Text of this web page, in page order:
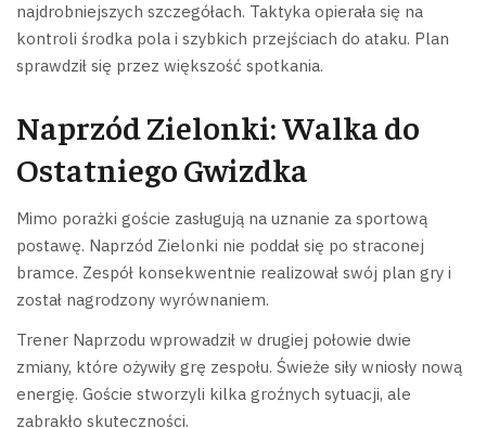
najdrobniejszych szczegółach. Taktyka opierała się na
kontroli środka pola i szybkich przejściach do ataku. Plan
sprawdził się przez większość spotkania.
Naprzód Zielonki: Walka do
Ostatniego Gwizdka
Mimo porażki goście zasługują na uznanie za sportową
postawę. Naprzód Zielonki nie poddał się po straconej
bramce. Zespół konsekwentnie realizował swój plan gry i
został nagrodzony wyrównaniem.
Trener Naprzodu wprowadził w drugiej połowie dwie
zmiany, które ożywiły grę zespołu. Świeże siły wniosły nową
energię. Goście stworzyli kilka groźnych sytuacji, ale
zabrakło skuteczności.